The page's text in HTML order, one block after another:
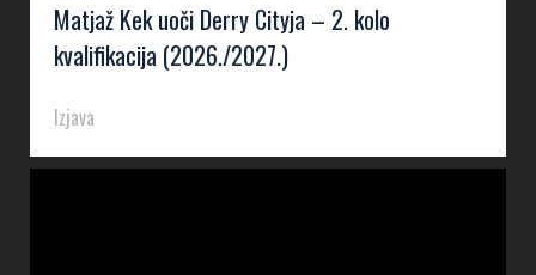
Matjaž Kek uoči Derry Cityja – 2. kolo
kvalifikacija (2026./2027.)
Izjava